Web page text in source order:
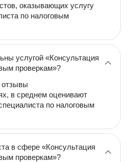
оказывающих услугу
по налоговым
услугой «Консультация
проверкам»?
отзывы
в среднем оценивают
по налоговым
в сфере «Консультация
проверкам»?